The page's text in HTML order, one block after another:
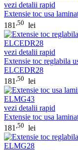
vezi detalii rapid
Extensie toc usa
181 ,50 lei
vezi detalii rapid
Extensie toc reglabila
ELCEDR28
181 ,50 lei
vezi detalii rapid
Extensie toc usa
181 ,50 lei